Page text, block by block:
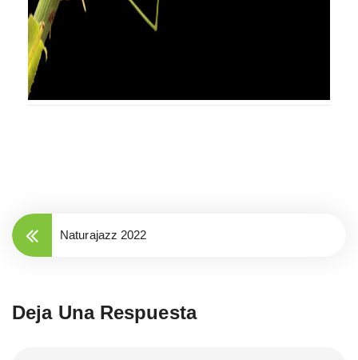
Naturajazz 2022
Deja Una Respuesta